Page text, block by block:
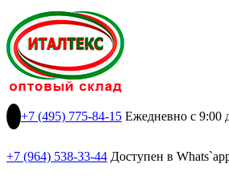
+7 (495) 775-84-15 Ежедневно с 9:00
+7 (964) 538-33-44 Доступен в